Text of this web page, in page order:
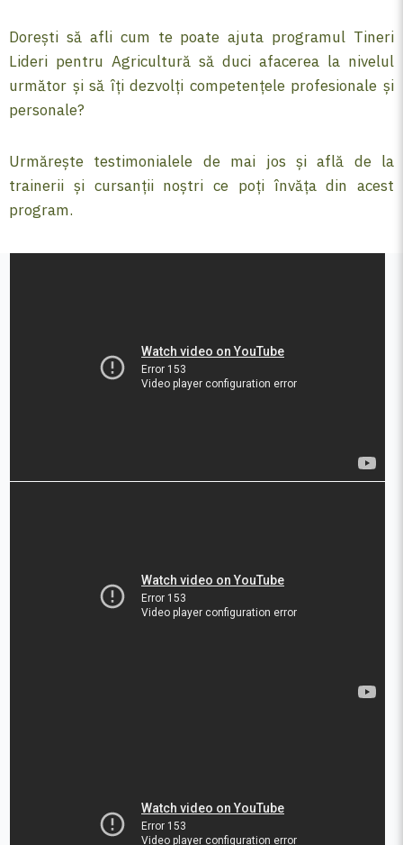
Dorești să afli cum te poate ajuta programul Tineri
Lideri pentru Agricultură să duci afacerea la nivelul
următor și să îți dezvolți competențele profesionale și
personale?
Urmărește testimonialele de mai jos și află de la
trainerii și cursanții noștri ce poți învăța din acest
program.